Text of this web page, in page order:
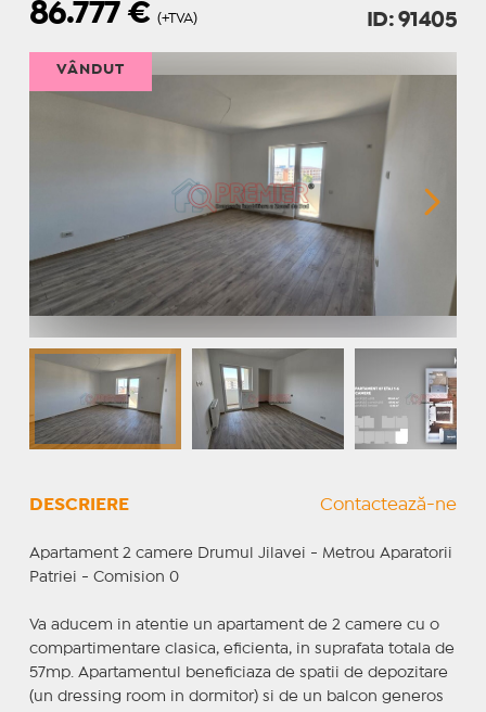
86.777€ (+TVA) ID: 91405
VÂNDUT
DESCRIERE Contactează-ne
Apartament 2 camere Drumul Jilavei - Metrou Aparatorii
Patriei - Comision 0
Va aducem in atentie un apartament de 2 camere cu o
compartimentare clasica, eficienta, in suprafata totala de
57mp. Apartamentul beneficiaza de spatii de depozitare
(un dressing room in dormitor) si de un balcon generos